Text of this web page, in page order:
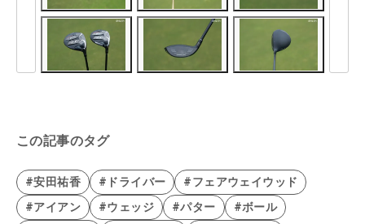
この記事のタグ
#安田祐香 #ドライバー
#フェアウェイウッド
#アイアン
#ウェッジ #パター
#ボール